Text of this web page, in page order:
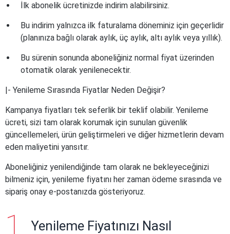
İlk abonelik ücretinizde indirim alabilirsiniz.
Bu indirim yalnızca ilk faturalama döneminiz için geçerlidir
(planınıza bağlı olarak aylık, üç aylık, altı aylık veya yıllık).
Bu sürenin sonunda aboneliğiniz normal fiyat üzerinden
otomatik olarak yenilenecektir.
|- Yenileme Sırasında Fiyatlar Neden Değişir?
Kampanya fiyatları tek seferlik bir teklif olabilir. Yenileme
ücreti, sizi tam olarak korumak için sunulan güvenlik
güncellemeleri, ürün geliştirmeleri ve diğer hizmetlerin devam
eden maliyetini yansıtır.
Aboneliğiniz yenilendiğinde tam olarak ne bekleyeceğinizi
bilmeniz için, yenileme fiyatını her zaman ödeme sırasında ve
sipariş onay e-postanızda gösteriyoruz.
Yenileme Fiyatınızı Nasıl